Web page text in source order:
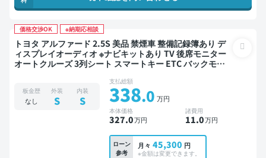
価格交渉OK ※納期応相談
トヨタ アルファード 2.5S 美品 禁煙車 整備記録簿あり デ
ィスプレイオーディオ ※ナビキットあり TV 後席モニター
オートクルーズ 3列シート スマートキー ETC バックモニ
板金歴
なし
外装
S
内装
S
支払総額
338.0 万円
本体価格
327.0万円
諸費用
11.0万円
ローン
参考
月々 45,300 円
※金額は変更できます。